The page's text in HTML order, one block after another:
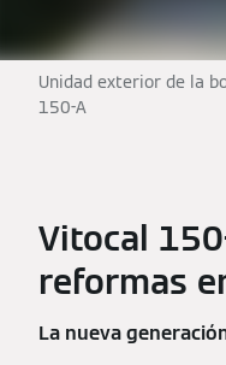
Unidad exterior de la
150-A
Vitocal
reformas
La nueva